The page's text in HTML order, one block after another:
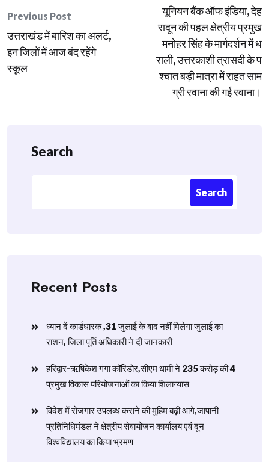
navigation
Previous Post
उत्तराखंड में बारिश का अलर्ट,
इन जिलों में आज बंद रहेंगे
स्कूल
यूनियन बैंक ऑफ इंडिया, देह
रादून की पहल क्षेत्रीय प्रमुख
मनोहर सिंह के मार्गदर्शन में ध
राली, उत्तरकाशी त्रासदी के प
श्चात बड़ी मात्रा में राहत साम
ग्री रवाना की गई रवाना।
Search
Search
Recent Posts
ध्यान दें कार्डधारक ,31 जुलाई के बाद नहीं मिलेगा जुलाई का
राशन, जिला पूर्ति अधिकारी ने दी जानकारी
हरिद्वार-ऋषिकेश गंगा कॉरिडोर,सीएम धामी ने 235 करोड़ की 4
प्रमुख विकास परियोजनाओं का किया शिलान्यास
विदेश में रोजगार उपलब्ध कराने की मुहिम बढ़ी आगे,जापानी
प्रतिनिधिमंडल ने क्षेत्रीय सेवायोजन कार्यालय एवं दून
विश्वविद्यालय का किया भ्रमण